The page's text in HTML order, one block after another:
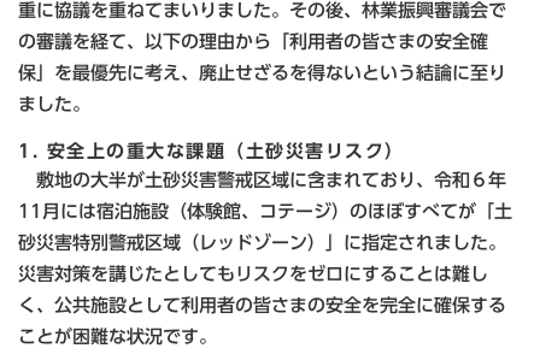
重に協議を重ねてまいりました。その後、林業振興審議会で
の審議を経て、以下の理由から「利用者の皆さまの安全確
保」を最優先に考え、廃止せざるを得ないという結論に至り
ました。
1. 安全上の重大な課題（土砂災害リスク）
敷地の大半が土砂災害警戒区域に含まれており、令和６年
11月には宿泊施設（体験館、コテージ）のほぼすべてが「土
砂災害特別警戒区域（レッドゾーン）」に指定されました。
災害対策を講じたとしてもリスクをゼロにすることは難し
く、公共施設として利用者の皆さまの安全を完全に確保する
ことが困難な状況です。